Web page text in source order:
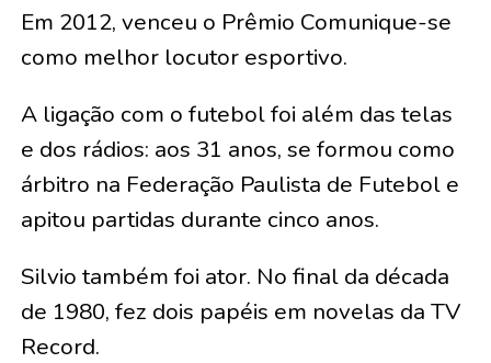
Em 2012, venceu o Prêmio Comunique-se
como melhor locutor esportivo.
A ligação com o futebol foi além das telas
e dos rádios: aos 31 anos, se formou como
árbitro na Federação Paulista de Futebol e
apitou partidas durante cinco anos.
Silvio também foi ator. No final da década
de 1980, fez dois papéis em novelas da TV
Record.